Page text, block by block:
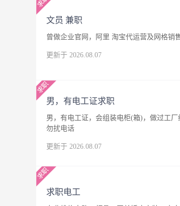
文员 兼职
曾做企业官网，阿里 淘宝代运营及网格销售
更新于 2026.08.07
男，有电工证求职
男，有电工证，会组装电柜(箱)，做过工
勿扰电话
更新于 2026.08.07
求职电工